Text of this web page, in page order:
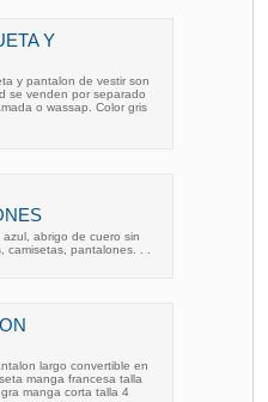
Y
y pantalon de vestir son
se venden por separado
o wassap. Color gris
abrigo de cuero sin
camisetas, pantalones. . .
largo convertible en
manga francesa talla
manga corta talla 4